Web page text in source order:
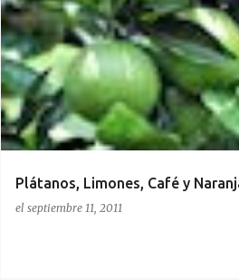
E
n
t
r
a
d
Plátanos, Limones, Café y
el septiembre 11, 2011
CAFÉ CAFÉ DE VERACRUZ CÍTRICOS
NARANJAS DE JUGO NARANJAS MÓNICA